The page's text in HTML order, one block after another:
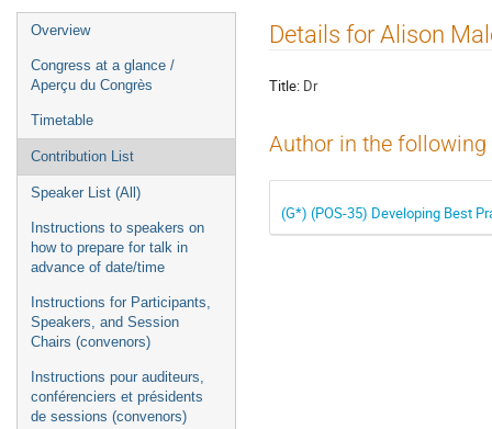
Event
menu
Overview
Congress at a glance /
Aperçu du Congrès
Timetable
Contribution List
Speaker List (All)
Instructions to speakers on
how to prepare for talk in
advance of date/time
Instructions for Participants,
Speakers, and Session
Chairs (convenors)
Instructions pour auditeurs,
conférenciers et présidents
de sessions (convenors)
Details for Alison
Title: Dr
Author in the
(G*) (POS-35) Developing Best